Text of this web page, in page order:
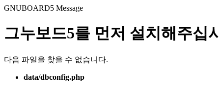
GNUBOARD5 Message
그누보드5를 먼저 설치해주십
다음 파일을 찾을 수 없습니다.
data/dbconfig.php